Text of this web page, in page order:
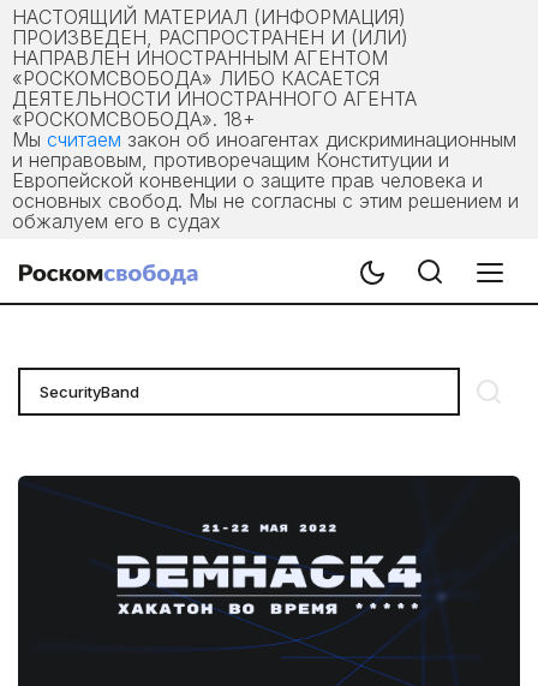
НАСТОЯЩИЙ МАТЕРИАЛ (ИНФОРМАЦИЯ)
ПРОИЗВЕДЕН, РАСПРОСТРАНЕН И (ИЛИ)
НАПРАВЛЕН ИНОСТРАННЫМ АГЕНТОМ
«РОСКОМСВОБОДА» ЛИБО КАСАЕТСЯ
ДЕЯТЕЛЬНОСТИ ИНОСТРАННОГО АГЕНТА
«РОСКОМСВОБОДА». 18+
Мы считаем закон об иноагентах дискриминационным
и неправовым, противоречащим Конституции и
Европейской конвенции о защите прав человека и
основных свобод. Мы не согласны с этим решением и
обжалуем его в судах